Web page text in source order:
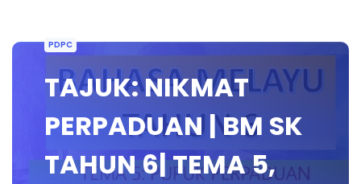
PDPC
TAJUK: NIKMAT
PERPADUAN | BM SK
TAHUN 6| TEMA 5,